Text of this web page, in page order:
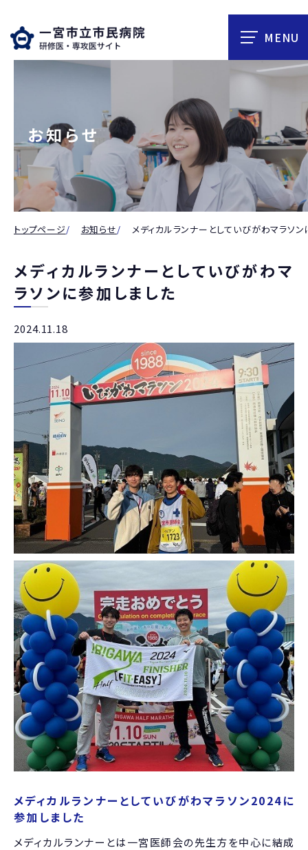
お知らせ
トップページ お知らせ メディカルランナーとしていびがわマラソ
メディカルランナーとしていびがわマ
ラソンに参加しました
2024.11.18
メディカルランナーとしていびがわマラソン2024に
参加しました
メディカルランナーとは一宮医師会の先生方を中心に結成